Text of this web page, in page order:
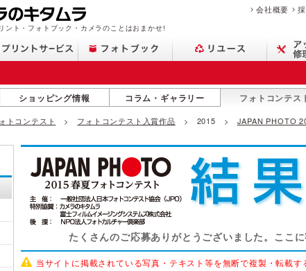
ント・フォトブック・カメラのことはおまかせ!
会社概要
ショッピング情報 コラム・ギャラリー フォトコンテス
トコンテスト フォトコンテスト入賞作品 2015 JAPAN PHOTO
たくさんのご応募ありがとうございました。 ここ
当サイトに掲載されている写真・テキスト等を無断で複製・転載す